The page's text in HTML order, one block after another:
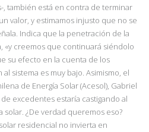
también está en contra de terminar
valor, y estimamos injusto que no se
Indica que la penetración de la
«y creemos que continuará siéndolo
su efecto en la cuenta de los
sistema es muy bajo. Asimismo, el
de Energía Solar (Acesol), Gabriel
excedentes estaría castigando al
¿De verdad queremos eso?
residencial no invierta en